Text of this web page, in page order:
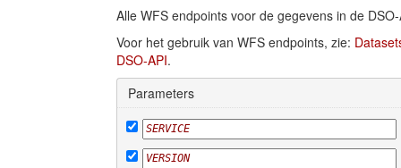
Alle WFS endpoints voor de gegevens in de
Voor het gebruik van WFS endpoints, zie:
DSO-API.
Parameters